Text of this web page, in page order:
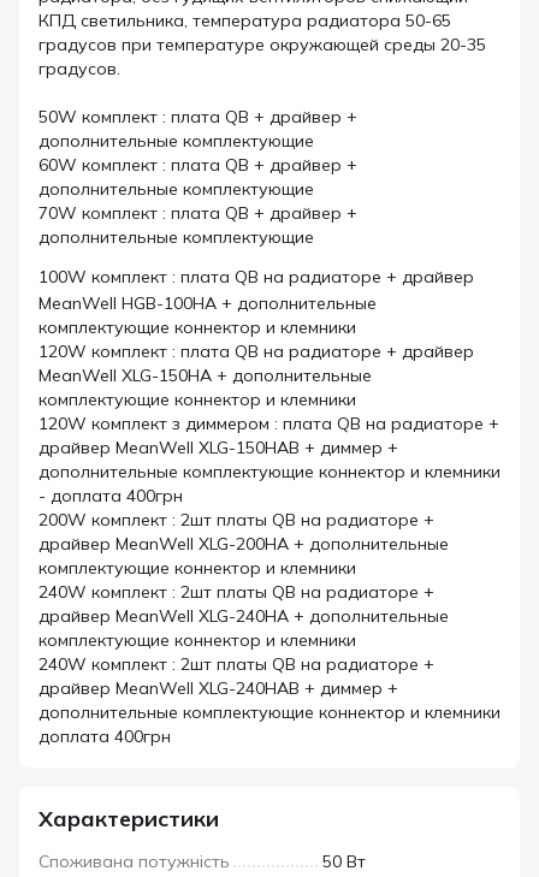
КПД светильника, температура радиатора 50-65
градусов при температуре окружающей среды 20-35
градусов.
50W комплект : плата QB + драйвер +
дополнительные комплектующие
60W комплект : плата QB + драйвер +
дополнительные комплектующие
70W комплект : плата QB + драйвер +
дополнительные комплектующие
100W комплект : плата QB на радиаторе + драйвер
MeanWell HGB-100HA + дополнительные
комплектующие коннектор и клемники
120W комплект : плата QB на радиаторе + драйвер
MeanWell XLG-150HA + дополнительные
комплектующие коннектор и клемники
120W комплект з диммером : плата QB на радиаторе +
драйвер MeanWell XLG-150HAB + диммер +
дополнительные комплектующие коннектор и клемники
- доплата 400грн
200W комплект : 2шт платы QB на радиаторе +
драйвер MeanWell XLG-200HA + дополнительные
комплектующие коннектор и клемники
240W комплект : 2шт платы QB на радиаторе +
драйвер MeanWell XLG-240HA + дополнительные
комплектующие коннектор и клемники
240W комплект : 2шт платы QB на радиаторе +
драйвер MeanWell XLG-240HAB + диммер +
дополнительные комплектующие коннектор и клемники
доплата 400грн
Характеристики
Споживана потужність 50 Вт